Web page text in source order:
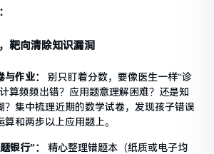
靶向清除知识漏洞
作业：
别只盯着分数，要像医生一样“诊
算频频出错？应用题意理解困难？还是知
？集中梳理近期的数学试卷，发现孩子错误
算和两步以上应用题上。
银行”：
精心整理错题本（纸质或电子均